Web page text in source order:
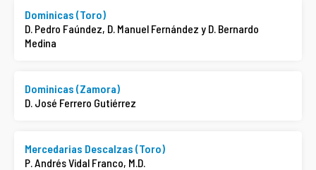
Dominicas (Toro)
D. Pedro Faúndez, D. Manuel Fernández y D. Bernardo
Medina
Dominicas (Zamora)
D. José Ferrero Gutiérrez
Mercedarias Descalzas (Toro)
P. Andrés Vidal Franco, M.D.